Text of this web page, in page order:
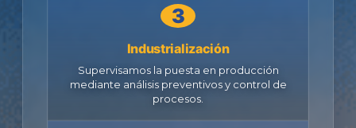
Industrialización
Supervisamos la puesta en producción
mediante análisis preventivos y control de
procesos.